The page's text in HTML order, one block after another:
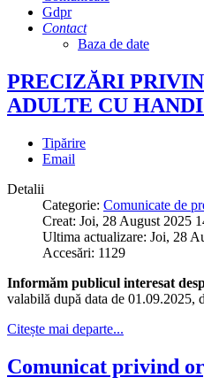
Gdpr
Contact
Baza de date
PRECIZĂRI
ADULTE CU
Tipărire
Email
Detalii
Categorie: Comunicate de
Creat: Joi, 28 August 2025
Ultima actualizare: Joi, 28
Accesări: 1129
Informăm publicul interesat
valabilă după data de 01.09.2025,
Citește mai departe...
Comunicat privind